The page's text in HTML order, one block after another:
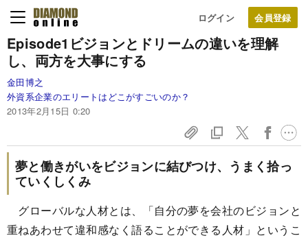
ログイン
Episode1 ビジョンとドリームの違いを理解
し、両方を大事にする
金田博之
外資系企業のエリートはどこがすごいのか？
2013年2月15日 0:20
夢と働きがいをビジョンに結びつけ、うまく拾っ
ていくしくみ
グローバルな人材とは、「自分の夢を会社のビジョンと
重ねあわせて違和感なく語ることができる人材」というこ